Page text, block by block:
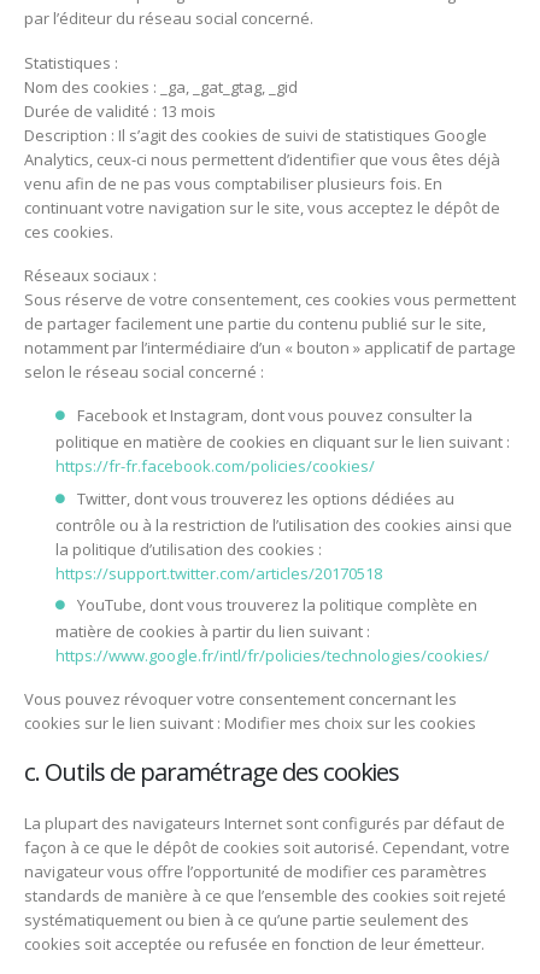
par l’éditeur du réseau social concerné.
Statistiques :
Nom des cookies : _ga, _gat_gtag, _gid
Durée de validité : 13 mois
Description : Il s’agit des cookies de suivi de statistiques Google
Analytics, ceux-ci nous permettent d’identifier que vous êtes déjà
venu afin de ne pas vous comptabiliser plusieurs fois. En
continuant votre navigation sur le site, vous acceptez le dépôt de
ces cookies.
Réseaux sociaux :
Sous réserve de votre consentement, ces cookies vous permettent
de partager facilement une partie du contenu publié sur le site,
notamment par l’intermédiaire d’un « bouton » applicatif de partage
selon le réseau social concerné :
Facebook et Instagram, dont vous pouvez consulter la
politique en matière de cookies en cliquant sur le lien suivant :
https://fr-fr.facebook.com/policies/cookies/
Twitter, dont vous trouverez les options dédiées au
contrôle ou à la restriction de l’utilisation des cookies ainsi que
la politique d’utilisation des cookies :
https://support.twitter.com/articles/20170518
YouTube, dont vous trouverez la politique complète en
matière de cookies à partir du lien suivant :
https://www.google.fr/intl/fr/policies/technologies/cookies/
Vous pouvez révoquer votre consentement concernant les
cookies sur le lien suivant : Modifier mes choix sur les cookies
c. Outils de paramétrage des cookies
La plupart des navigateurs Internet sont configurés par défaut de
façon à ce que le dépôt de cookies soit autorisé. Cependant, votre
navigateur vous offre l’opportunité de modifier ces paramètres
standards de manière à ce que l’ensemble des cookies soit rejeté
systématiquement ou bien à ce qu’une partie seulement des
cookies soit acceptée ou refusée en fonction de leur émetteur.